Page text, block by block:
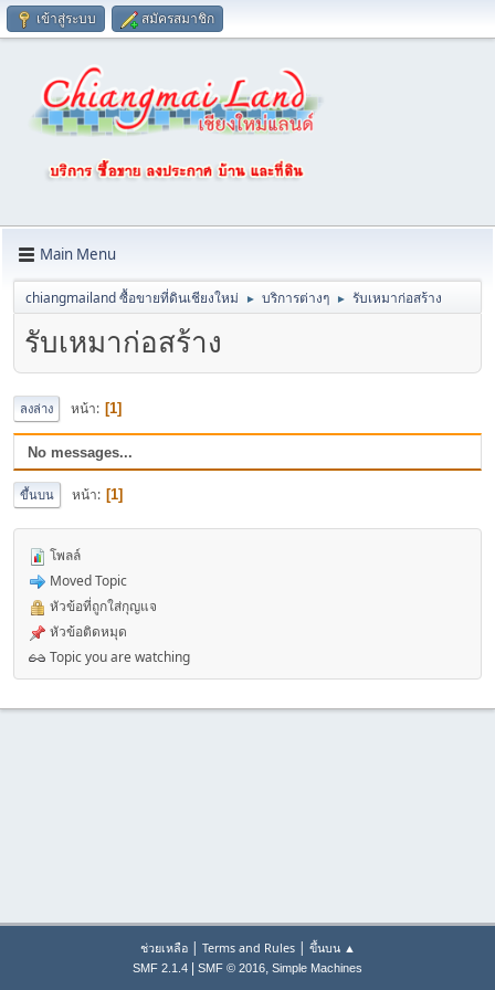
เข้าสู่ระบบ สมัครสมาชิก
Main Menu
chiangmailand ซื้อขายที่ดินเชียงใหม่ ► บริการต่างๆ ► รับเหมาก่อสร้าง
รับเหมาก่อสร้าง
ลงล่าง หน้า 1
No messages...
ขึ้นบน หน้า 1
โพลล์
Moved Topic
หัวข้อที่ถูกใส่กุญแจ
หัวข้อติดหมุด
Topic you are watching
ช่วยเหลือ| Terms and Rules| ขึ้นบน ▲
SMF 2.1.4 SMF © 2016, Simple Machines